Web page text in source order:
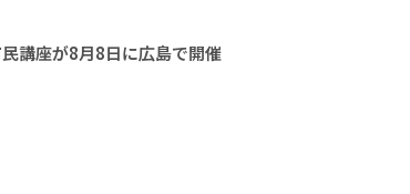
講座が8月8日に広島で開催